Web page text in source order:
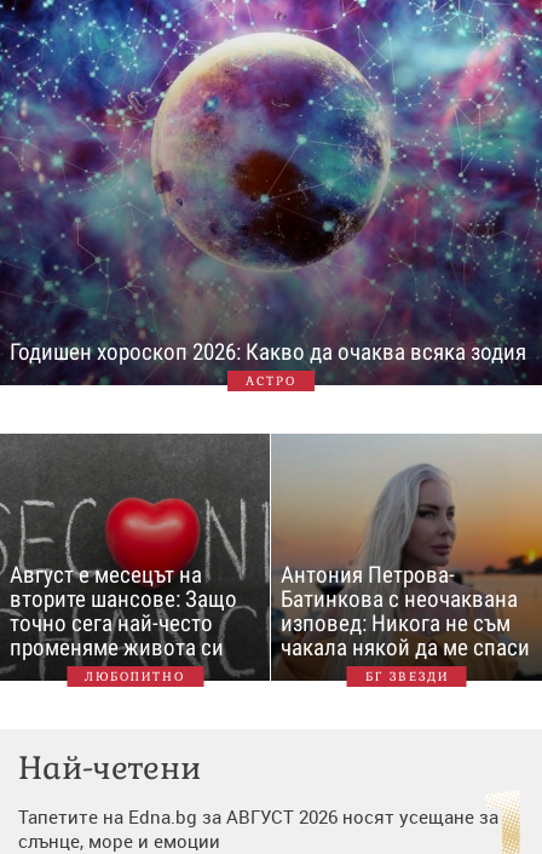
Годишен хороскоп 2026: Какво да очаква всяка зодия
АСТРО
Август е месецът на
вторите шансове: Защо
точно сега най-често
променяме живота си
ЛЮБОПИТНО
Антония Петрова-
Батинкова с неочаквана
изповед: Никога не съм
чакала някой да ме спаси
БГ ЗВЕЗДИ
Най-четени
Тапетите на Edna.bg за АВГУСТ 2026 носят усещане за
слънце, море и емоции